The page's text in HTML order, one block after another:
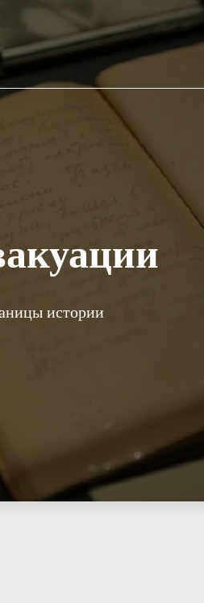
истории